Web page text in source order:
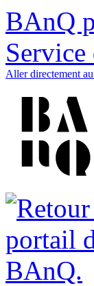
BAnQ
Aller directement